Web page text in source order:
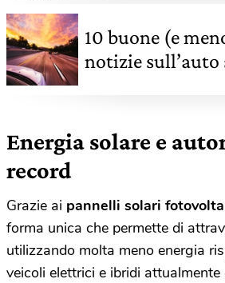
10 buone (e
notizie sull’auto
Energia solare e
record
Grazie ai pannelli solari
forma unica che permette di
utilizzando molta meno energia
veicoli elettrici e ibridi